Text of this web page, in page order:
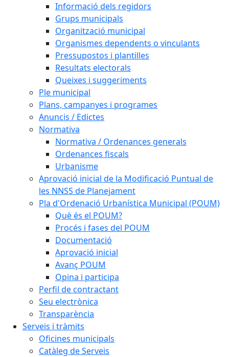
Informació dels regidors
Grups municipals
Organització municipal
Organismes dependents o vinculants
Pressupostos i plantilles
Resultats electorals
Queixes i suggeriments
Ple municipal
Plans, campanyes i programes
Anuncis / Edictes
Normativa
Normativa / Ordenances generals
Ordenances fiscals
Urbanisme
Aprovació inicial de la Modificació Puntual de
les NNSS de Planejament
Pla d'Ordenació Urbanística Municipal (POUM)
Què és el POUM?
Procés i fases del POUM
Documentació
Aprovació inicial
Avanç POUM
Opina i participa
Perfil de contractant
Seu electrònica
Transparència
Serveis i tràmits
Oficines municipals
Catàleg de Serveis